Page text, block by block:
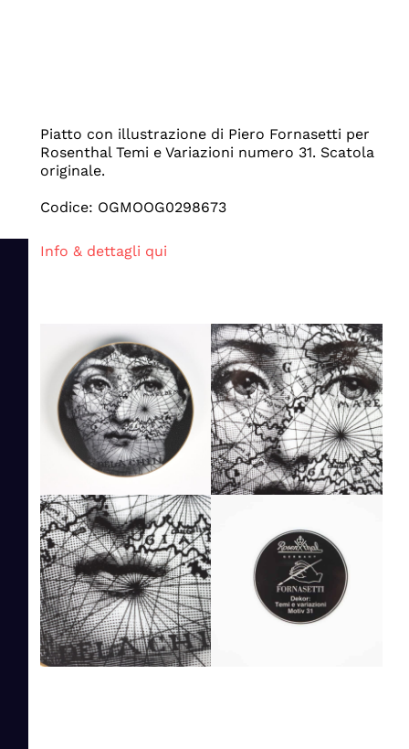
Piatto con illustrazione di Piero Fornasetti per
Rosenthal Temi e Variazioni numero 31. Scatola
originale.
Codice: OGMOOG0298673
Info & dettagli qui